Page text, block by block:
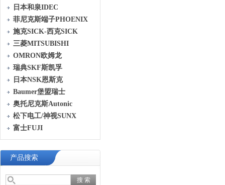
日本和泉IDEC
菲尼克斯端子PHOENIX
施克SICK-西克SICK
三菱MITSUBISHI
OMRON欧姆龙
瑞典SKF斯凯孚
日本NSK恩斯克
Baumer堡盟瑞士
奥托尼克斯Autonic
松下电工/神视SUNX
富士FUJI
产品搜索